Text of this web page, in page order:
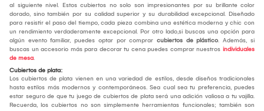
al siguiente nivel. Estos cubiertos no solo son impresionantes por su brillante color
dorado, sino también por su calidad superior y su durabilidad excepcional. Diseñado
para resistir el paso del tiempo, cada pieza combina una estética moderna y chic con
un rendimiento verdaderamente excepcional. Por otro lado,si buscas una opción para
algún evento familiar, puedes optar por comprar cubiertos de plástico. Además, si
buscas un accesorio más para decorar tu cena puedes comprar nuestros individuales
de mesa.
Cubiertos de plata:
Los cubiertos de plata vienen en una variedad de estilos, desde diseños tradicionales
hasta estilos más modernos y contemporáneos. Sea cual sea tu preferencia, puedes
estar seguro de que tu juego de cubiertos de plata será una adición valiosa a tu vajilla.
Recuerda, los cubiertos no son simplemente herramientas funcionales; también son